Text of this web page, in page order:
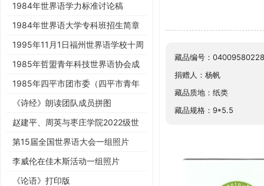
1984年世界语学力标准讨论稿
1984年世界语大学专科班招生简章
1995年11月1日福州世界语学校十周
年庆典请柬
1985年哲盟青年科技世界语协会成
立大会请柬
1985年四平市团市委（四平市青年
世协筹）请柬
《诗经》朗读团队成员拼图
赵建平、周英与枣庄学院2022级世
界语班同学合影留念
第15届全国世界语大会一组照片
李威伦在佳木斯活动一组照片
《论语》打印版
藏品编号：
捐赠人：杨帆
藏品质地：纸类
藏品规格：9*5.5